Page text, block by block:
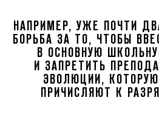
НАПРИМЕР, УЖЕ ПОЧТИ
БОРЬБА ЗА ТО, ЧТОБЫ
В ОСНОВНУЮ
И ЗАПРЕТИТЬ
ЭВОЛЮЦИИ,
ПРИЧИСЛЯЮТ К